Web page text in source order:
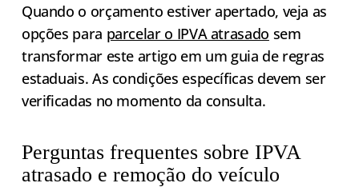
Quando o orçamento estiver apertado, veja as
opções para parcelar o IPVA atrasado sem
transformar este artigo em um guia de regras
estaduais. As condições específicas devem ser
verificadas no momento da consulta.
Perguntas frequentes sobre IPVA
atrasado e remoção do veículo